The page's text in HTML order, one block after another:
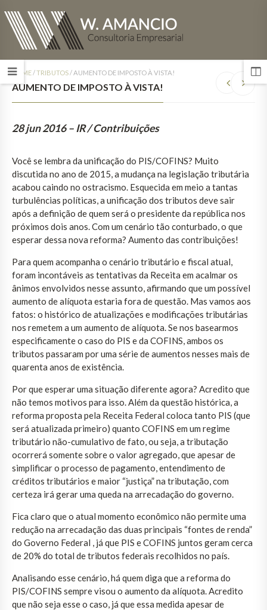
HOME/TRIBUTOS/AUMENTO DE IMPOSTO À VISTA!
AUMENTO DE IMPOSTO À VISTA!
28 jun 2016 – IR / Contribuições
Você se lembra da unificação do PIS/COFINS? Muito
discutida no ano de 2015, a mudança na legislação tributária
acabou caindo no ostracismo. Esquecida em meio a tantas
turbulências políticas, a unificação dos tributos deve sair
após a definição de quem será o presidente da república nos
próximos dois anos. Com um cenário tão conturbado, o que
esperar dessa nova reforma? Aumento das contribuições!
Para quem acompanha o cenário tributário e fiscal atual,
foram incontáveis as tentativas da Receita em acalmar os
ânimos envolvidos nesse assunto, afirmando que um possível
aumento de alíquota estaria fora de questão. Mas vamos aos
fatos: o histórico de atualizações e modificações tributárias
nos remetem a um aumento de alíquota. Se nos basearmos
especificamente o caso do PIS e da COFINS, ambos os
tributos passaram por uma série de aumentos nesses mais de
quarenta anos de existência.
Por que esperar uma situação diferente agora? Acredito que
não temos motivos para isso. Além da questão histórica, a
reforma proposta pela Receita Federal coloca tanto PIS (que
será atualizada primeiro) quanto COFINS em um regime
tributário não-cumulativo de fato, ou seja, a tributação
ocorrerá somente sobre o valor agregado, que apesar de
simplificar o processo de pagamento, entendimento de
créditos tributários e maior “justiça” na tributação, com
certeza irá gerar uma queda na arrecadação do governo.
Fica claro que o atual momento econômico não permite uma
redução na arrecadação das duas principais “fontes de renda”
do Governo Federal , já que PIS e COFINS juntos geram cerca
de 20% do total de tributos federais recolhidos no país.
Analisando esse cenário, há quem diga que a reforma do
PIS/COFINS sempre visou o aumento da alíquota. Acredito
que não seja esse o caso, já que essa medida apesar de